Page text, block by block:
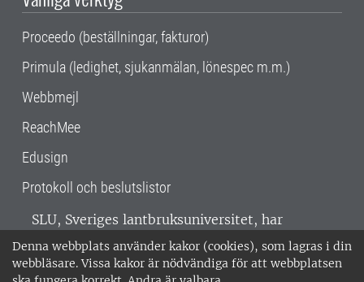
Denna webbplats använder kakor (cookies), som lagras i din
webbläsare. Vissa kakor är nödvändiga för att webbplatsen
Proceedo (beställningar, fakturor)
Primula (ledighet, sjukanmälan, lönespec m.m.)
Webbmejl
ReachMee
Edusign
Protokoll och beslutslistor
SLU, Sveriges lantbruksuniversitet, har
verksamhet över hela Sverige. Huvudorter är
Alnarp, Uppsala och Umeå.SLU är
miljöcertifierat enligt ISO 14001. •